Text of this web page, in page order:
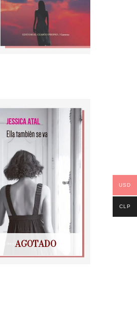
AGOTADO
USD
CLP